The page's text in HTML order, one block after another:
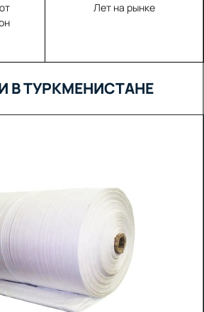
Лет на рынке
В ТУРКМЕНИСТАНЕ